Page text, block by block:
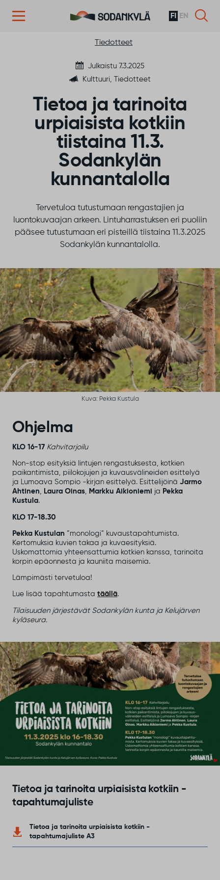
FI EN
Tiedotteet
Julkaistu 7.3.2025
Kulttuuri, Tiedotteet
Tietoa ja tarinoita
urpiaisista kotkiin
tiistaina 11.3.
Sodankylän
kunnantalolla
Tervetuloa tutustumaan rengastajien ja
luontokuvaajan arkeen. Lintuharrastuksen eri puoliin
pääsee tutustumaan eri pisteillä tiistaina 11.3.2025
Sodankylän kunnantalolla.
Kuva: Pekka Kustula
Ohjelma
KLO 16-17 Kahvitarjoilu
Non-stop esityksiä lintujen rengastuksesta, kotkien
paikantimista, piilokojujen ja kuvausvälineiden esittelyä
ja Lumoava Sompio -kirjan esittelyä. Esittelijöinä Jarmo
Ahtinen, Laura Oinas, Markku Aikioniemi ja Pekka
Kustula.
KLO 17-18.30
Pekka Kustulan ”monologi” kuvaustapahtumista.
Kertomuksia kuvien takaa ja kuvaesityksiä.
Uskomattomia yhteensattumia kotkien kanssa, tarinoita
korpin epäonnesta ja kauniita maisemia.
Lämpimästi tervetuloa!
Lue lisää tapahtumasta täällä.
Tilaisuuden järjestävät Sodankylän kunta ja Kelujärven
kyläseura.
Tietoa ja tarinoita urpiaisista kotkiin -
tapahtumajuliste
Tietoa ja tarinoita urpiaisista kotkiin -
tapahtumajuliste A3